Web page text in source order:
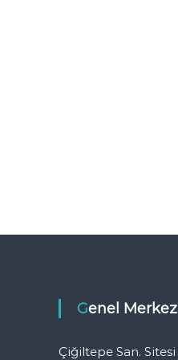
Genel Merkez
Çiğiltepe San. Sitesi